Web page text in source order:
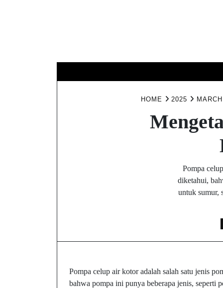
HOME 2025 MARCH
Pompa
diketahui,
untuk sumur,
Pompa celup air kotor adalah salah satu jenis
bahwa pompa ini punya beberapa jenis, seperti